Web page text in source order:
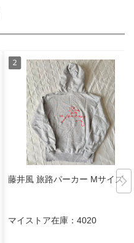
藤井風 旅路パーカー Mサイズ
マイストア在庫： 4020